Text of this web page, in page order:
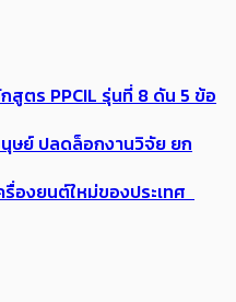
สูตร PPCIL รุ่นที่ 8 ดัน 5 ข้อ
ษย์ ปลดล็อกงานวิจัย ยก
องยนต์ใหม่ของประเทศ